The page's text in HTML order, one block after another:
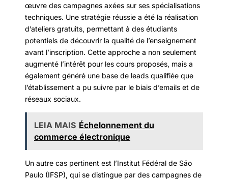
œuvre des campagnes axées sur ses spécialisations
techniques. Une stratégie réussie a été la réalisation
d’ateliers gratuits, permettant à des étudiants
potentiels de découvrir la qualité de l’enseignement
avant l’inscription. Cette approche a non seulement
augmenté l’intérêt pour les cours proposés, mais a
également généré une base de leads qualifiée que
l’établissement a pu suivre par le biais d’emails et de
réseaux sociaux.
LEIA MAIS Échelonnement du
commerce électronique
Un autre cas pertinent est l’Institut Fédéral de São
Paulo (IFSP), qui se distingue par des campagnes de